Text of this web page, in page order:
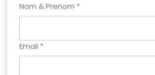
Nom & Prenom *
Email *